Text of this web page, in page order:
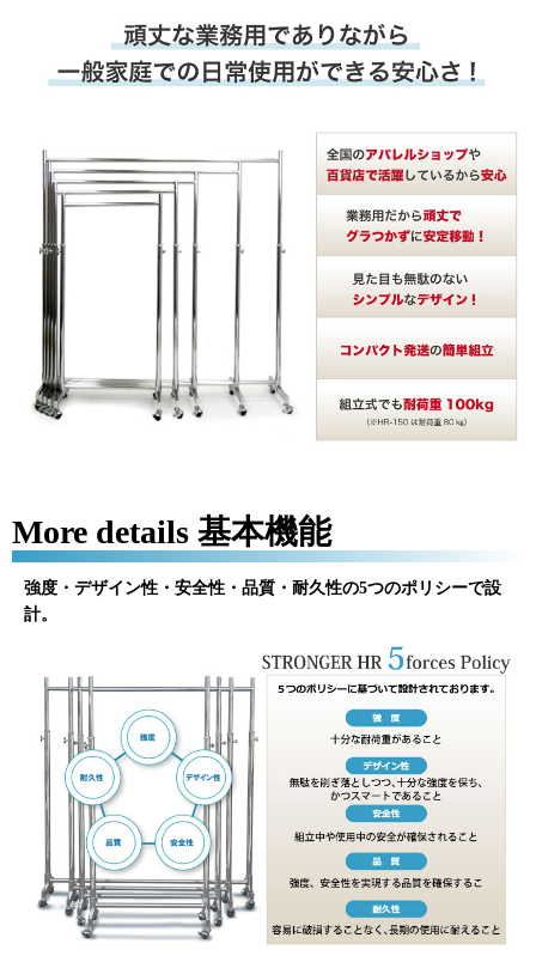
More details 基本機能
強度・デザイン性・安全性・品質・耐久性の5つのポリシーで設
計。